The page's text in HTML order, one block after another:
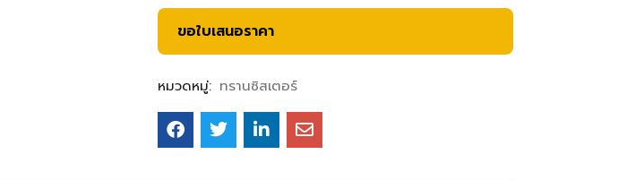
ขอใบเสนอราคา
หมวดหมู่: ทรานซิสเตอร์